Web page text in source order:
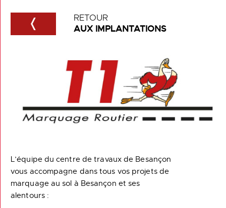
RETOUR
AUX IMPLANTATIONS
L’équipe du centre de travaux de Besançon
vous accompagne dans tous vos projets de
marquage au sol à Besançon et ses
alentours :